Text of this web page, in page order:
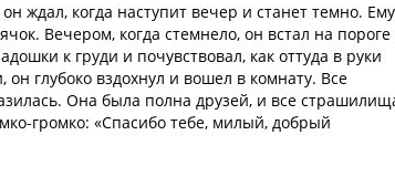
ждал, когда наступит вечер и станет темно. Ему
Вечером, когда стемнело, он встал на пороге
к груди и почувствовал, как оттуда в руки
глубоко вздохнул и вошел в комнату. Все
Она была полна друзей, и все
громко: «Спасибо тебе, милый, добрый